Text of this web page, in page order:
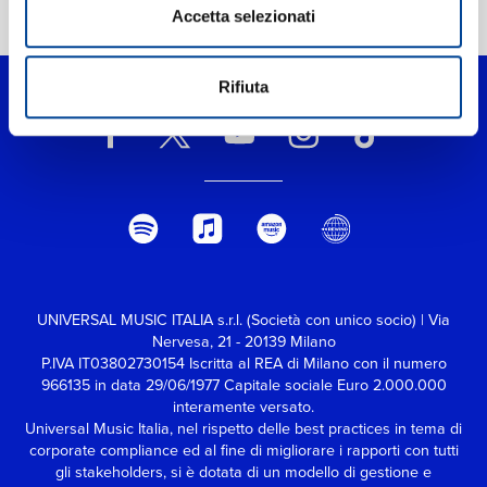
Accetta selezionati
Rifiuta
Home Pop > Xing Ye De Hu Huan
UNIVERSAL MUSIC ITALIA s.r.l. (Società con unico socio) | Via
Nervesa, 21 - 20139 Milano
P.IVA IT03802730154 Iscritta al REA di Milano con il numero
966135 in data 29/06/1977Capitale sociale Euro 2.000.000
interamente versato.
Universal Music Italia, nel rispetto delle best practices in tema di
corporate compliance ed al fine di migliorare i rapporti con tutti
gli stakeholders,si è dotata di un modello di gestione e